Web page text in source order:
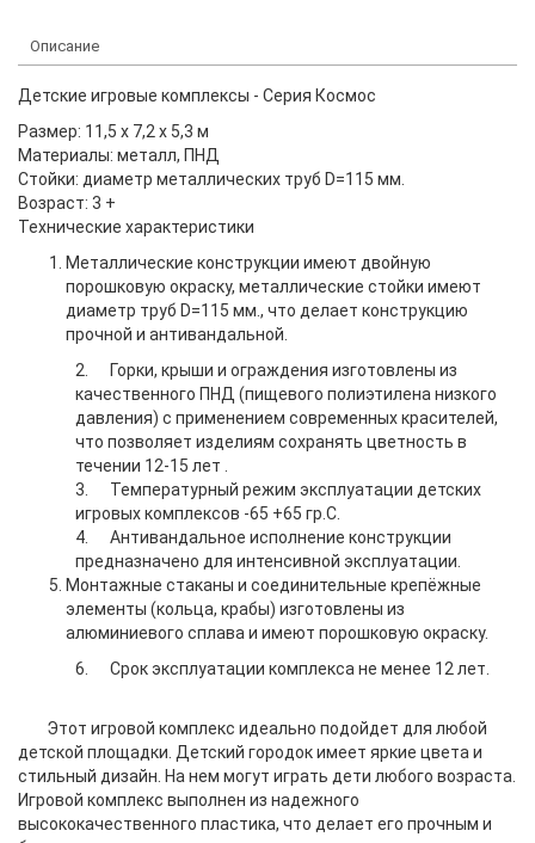
Описание
Детские игровые комплексы - Серия Космос
Размер: 11,5 х 7,2 х 5,3 м
Материалы: металл, ПНД
Стойки: диаметр металлических труб D=115 мм.
Возраст: 3 +
Технические характеристики
Металлические конструкции имеют двойную
порошковую окраску, металлические стойки имеют
диаметр труб D=115 мм., что делает конструкцию
прочной и антивандальной.
2.
Горки, крыши и ограждения изготовлены из
качественного ПНД (пищевого полиэтилена низкого
давления) с применением современных красителей,
что позволяет изделиям сохранять цветность в
течении 12-15 лет .
3.
Температурный режим эксплуатации детских
игровых комплексов -65 +65 гр.С.
4.
Антивандальное исполнение конструкции
предназначено для интенсивной эксплуатации.
Монтажные стаканы и соединительные крепёжные
элементы (кольца, крабы) изготовлены из
алюминиевого сплава и имеют порошковую окраску.
6.
Срок эксплуатации комплекса не менее 12 лет.
Этот игровой комплекс идеально подойдет для любой
детской площадки. Детский городок имеет яркие цвета и
стильный дизайн. На нем могут играть дети любого возраста.
Игровой комплекс выполнен из надежного
высококачественного пластика, что делает его прочным и